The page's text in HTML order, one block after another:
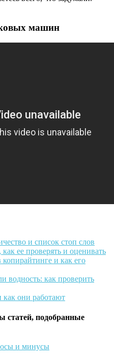
машин
и список стоп слов
ее проверять и оценивать
и как его
водность: как проверить
как они работают
статей, подобранные
и минусы